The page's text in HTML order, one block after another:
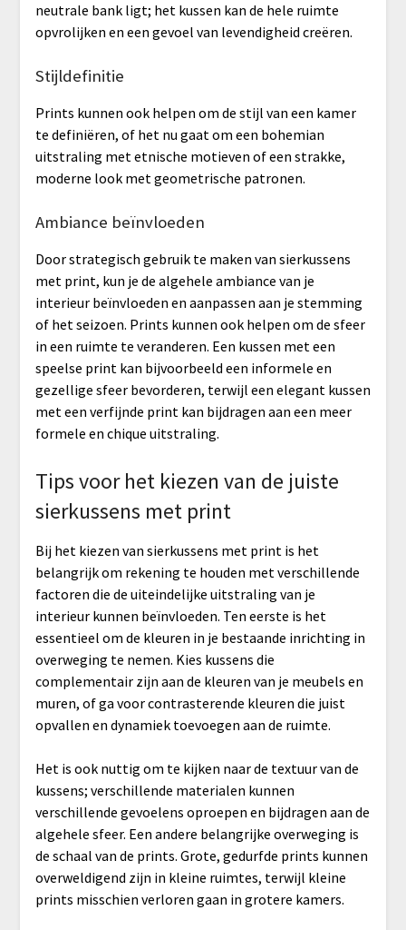
neutrale bank ligt; het kussen kan de hele ruimte
opvrolijken en een gevoel van levendigheid creëren.
Stijldefinitie
Prints kunnen ook helpen om de stijl van een kamer
te definiëren, of het nu gaat om een bohemian
uitstraling met etnische motieven of een strakke,
moderne look met geometrische patronen.
Ambiance beïnvloeden
Door strategisch gebruik te maken van sierkussens
met print, kun je de algehele ambiance van je
interieur beïnvloeden en aanpassen aan je stemming
of het seizoen. Prints kunnen ook helpen om de sfeer
in een ruimte te veranderen. Een kussen met een
speelse print kan bijvoorbeeld een informele en
gezellige sfeer bevorderen, terwijl een elegant kussen
met een verfijnde print kan bijdragen aan een meer
formele en chique uitstraling.
Tips voor het kiezen van de juiste
sierkussens met print
Bij het kiezen van sierkussens met print is het
belangrijk om rekening te houden met verschillende
factoren die de uiteindelijke uitstraling van je
interieur kunnen beïnvloeden. Ten eerste is het
essentieel om de kleuren in je bestaande inrichting in
overweging te nemen. Kies kussens die
complementair zijn aan de kleuren van je meubels en
muren, of ga voor contrasterende kleuren die juist
opvallen en dynamiek toevoegen aan de ruimte.
Het is ook nuttig om te kijken naar de textuur van de
kussens; verschillende materialen kunnen
verschillende gevoelens oproepen en bijdragen aan de
algehele sfeer. Een andere belangrijke overweging is
de schaal van de prints. Grote, gedurfde prints kunnen
overweldigend zijn in kleine ruimtes, terwijl kleine
prints misschien verloren gaan in grotere kamers.